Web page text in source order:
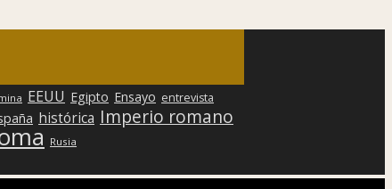
EEUU Egipto Ensayo entrevista
histórica Imperio romano
Rusia